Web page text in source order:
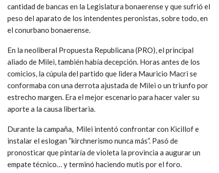
cantidad de bancas en la Legislatura bonaerense y que sufrió el
peso del aparato de los intendentes peronistas, sobre todo, en
el conurbano bonaerense.
En la neoliberal Propuesta Republicana (PRO), el principal
aliado de Milei, también había decepción. Horas antes de los
comicios, la cúpula del partido que lidera Mauricio Macri se
conformaba con una derrota ajustada de Milei o un triunfo por
estrecho margen. Era el mejor escenario para hacer valer su
aporte a la causa libertaria.
Durante la campaña, Milei intentó confrontar con Kicillof e
instalar el eslogan “kirchnerismo nunca más”. Pasó de
pronosticar que pintaría de violeta la provincia a augurar un
empate técnico… y terminó haciendo mutis por el foro.